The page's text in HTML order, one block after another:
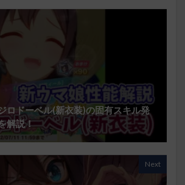
ロドーベル(新衣装)の固有スキル発
解説！
Next